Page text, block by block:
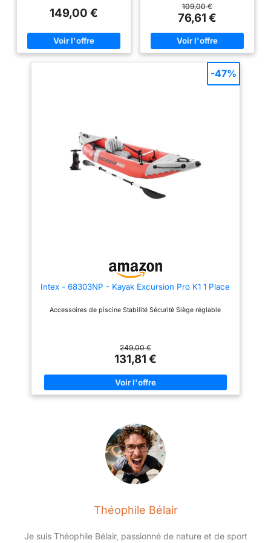
et dégonflage facile grâce à
avirons, une pompe, une corde
d'arrimage et un kit de
réparation
149,00 €
assise et dossier gonflables
amovibles et ajustables
PRATIQUE : format compact une
fois dégonflé et facilement
transportable grâce à son sac
de transport inclus SOLIDITÉ :
permet au kayak de résister à la
plupart des évènements et
perdurer à travers les saisons
109,00 €
76,61 €
Intex - 68303NP - Kayak Excursion Pro K1 1 Place
Accessoires de piscine Stabilité Sécurité Siège réglable
249,00 €
131,81 €
-47%
Théophile Bélair
Je suis Théophile Bélair, passionné de nature et de sport